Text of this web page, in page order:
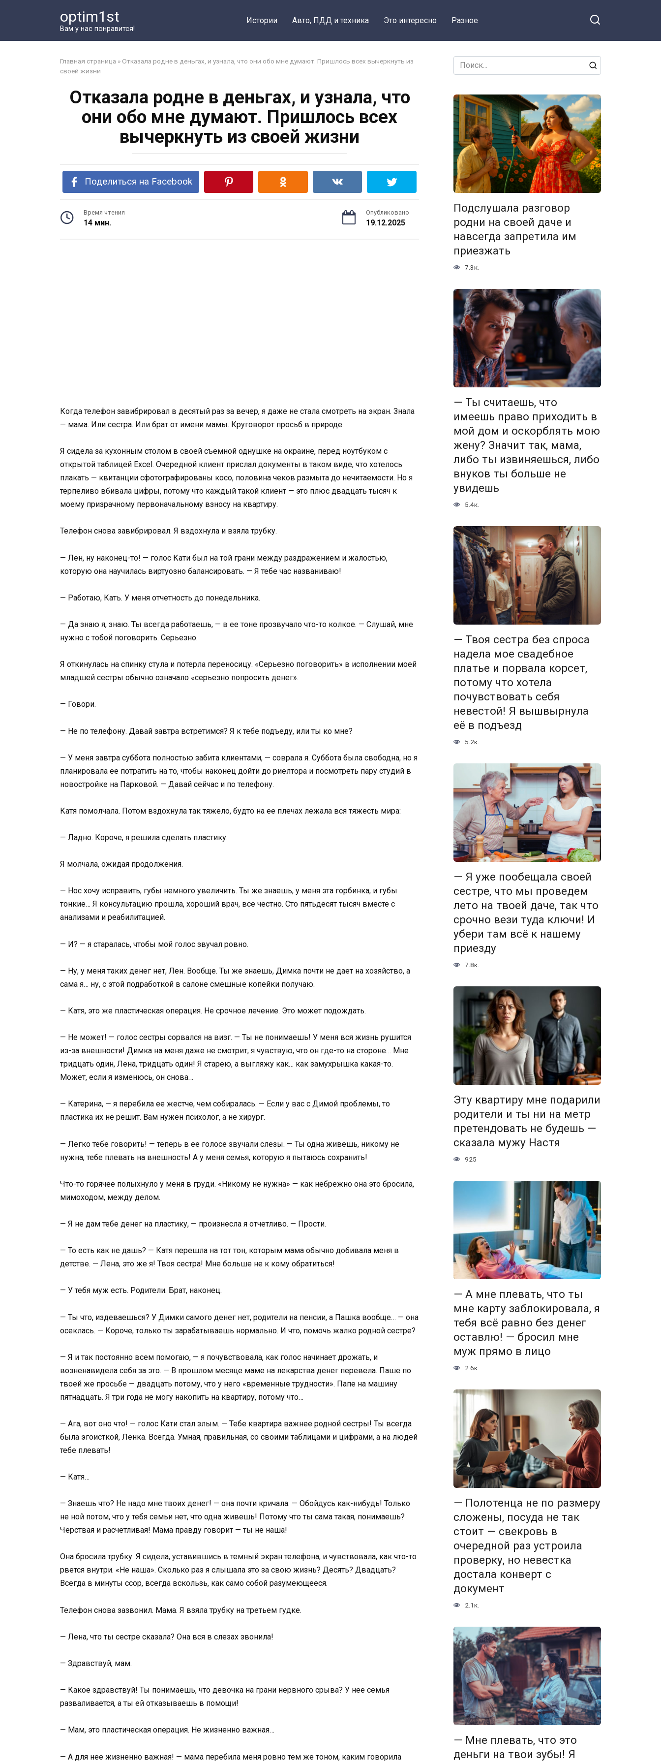
optim1st
Вам у нас понравится!
Истории Авто, ПДД и техника Это интересно Разное
Главная страница » Отказала родне в деньгах, и узнала, что они обо мне думают. Пришлось всех вычеркнуть из
своей жизни
Отказала родне в деньгах, и узнала, что
они обо мне думают. Пришлось всех
вычеркнуть из своей жизни
Поделиться на Facebook
Время чтения
14 мин.
Опубликовано
19.12.2025
Когда телефон завибрировал в десятый раз за вечер, я даже не стала смотреть на экран. Знала
— мама. Или сестра. Или брат от имени мамы. Круговорот просьб в природе.
Я сидела за кухонным столом в своей съемной однушке на окраине, перед ноутбуком с
открытой таблицей Excel. Очередной клиент прислал документы в таком виде, что хотелось
плакать — квитанции сфотографированы косо, половина чеков размыта до нечитаемости. Но я
терпеливо вбивала цифры, потому что каждый такой клиент — это плюс двадцать тысяч к
моему призрачному первоначальному взносу на квартиру.
Телефон снова завибрировал. Я вздохнула и взяла трубку.
— Лен, ну наконец-то! — голос Кати был на той грани между раздражением и жалостью,
которую она научилась виртуозно балансировать. — Я тебе час названиваю!
— Работаю, Кать. У меня отчетность до понедельника.
— Да знаю я, знаю. Ты всегда работаешь, — в ее тоне прозвучало что-то колкое. — Слушай, мне
нужно с тобой поговорить. Серьезно.
Я откинулась на спинку стула и потерла переносицу. «Серьезно поговорить» в исполнении моей
младшей сестры обычно означало «серьезно попросить денег».
— Говори.
— Не по телефону. Давай завтра встретимся? Я к тебе подъеду, или ты ко мне?
— У меня завтра суббота полностью забита клиентами, — соврала я. Суббота была свободна, но я
планировала ее потратить на то, чтобы наконец дойти до риелтора и посмотреть пару студий в
новостройке на Парковой. — Давай сейчас и по телефону.
Катя помолчала. Потом вздохнула так тяжело, будто на ее плечах лежала вся тяжесть мира:
— Ладно. Короче, я решила сделать пластику.
Я молчала, ожидая продолжения.
— Нос хочу исправить, губы немного увеличить. Ты же знаешь, у меня эта горбинка, и губы
тонкие… Я консультацию прошла, хороший врач, все честно. Сто пятьдесят тысяч вместе с
анализами и реабилитацией.
— И? — я старалась, чтобы мой голос звучал ровно.
— Ну, у меня таких денег нет, Лен. Вообще. Ты же знаешь, Димка почти не дает на хозяйство, а
сама я… ну, с этой подработкой в салоне смешные копейки получаю.
— Катя, это же пластическая операция. Не срочное лечение. Это может подождать.
— Не может! — голос сестры сорвался на визг. — Ты не понимаешь! У меня вся жизнь рушится
из-за внешности! Димка на меня даже не смотрит, я чувствую, что он где-то на стороне… Мне
тридцать один, Лена, тридцать один! Я старею, а выгляжу как… как замухрышка какая-то.
Может, если я изменюсь, он снова…
— Катерина, — я перебила ее жестче, чем собиралась. — Если у вас с Димой проблемы, то
пластика их не решит. Вам нужен психолог, а не хирург.
— Легко тебе говорить! — теперь в ее голосе звучали слезы. — Ты одна живешь, никому не
нужна, тебе плевать на внешность! А у меня семья, которую я пытаюсь сохранить!
Что-то горячее полыхнуло у меня в груди. «Никому не нужна» — как небрежно она это бросила,
мимоходом, между делом.
— Я не дам тебе денег на пластику, — произнесла я отчетливо. — Прости.
— То есть как не дашь? — Катя перешла на тот тон, которым мама обычно добивала меня в
детстве. — Лена, это же я! Твоя сестра! Мне больше не к кому обратиться!
— У тебя муж есть. Родители. Брат, наконец.
— Ты что, издеваешься? У Димки самого денег нет, родители на пенсии, а Пашка вообще… — она
осеклась. — Короче, только ты зарабатываешь нормально. И что, помочь жалко родной сестре?
— Я и так постоянно всем помогаю, — я почувствовала, как голос начинает дрожать, и
возненавидела себя за это. — В прошлом месяце маме на лекарства денег перевела. Паше по
твоей же просьбе — двадцать потому, что у него «временные трудности». Папе на машину
пятнадцать. Я три года не могу накопить на квартиру, потому что…
— Ага, вот оно что! — голос Кати стал злым. — Тебе квартира важнее родной сестры! Ты всегда
была эгоисткой, Ленка. Всегда. Умная, правильная, со своими таблицами и цифрами, а на людей
тебе плевать!
— Катя…
— Знаешь что? Не надо мне твоих денег! — она почти кричала. — Обойдусь как-нибудь! Только
не ной потом, что у тебя семьи нет, что одна живешь! Потому что ты сама такая, понимаешь?
Черствая и расчетливая! Мама правду говорит — ты не наша!
Она бросила трубку. Я сидела, уставившись в темный экран телефона, и чувствовала, как что-то
рвется внутри. «Не наша». Сколько раз я слышала это за свою жизнь? Десять? Двадцать?
Всегда в минуты ссор, всегда вскользь, как само собой разумеющееся.
Телефон снова зазвонил. Мама. Я взяла трубку на третьем гудке.
— Лена, что ты сестре сказала? Она вся в слезах звонила!
— Здравствуй, мам.
— Какое здравствуй! Ты понимаешь, что девочка на грани нервного срыва? У нее семья
разваливается, а ты ей отказываешь в помощи!
— Мам, это пластическая операция. Не жизненно важная…
— А для нее жизненно важная! — мама перебила меня ровно тем же тоном, каким говорила
Search
for:
Подслушала разговор
родни на своей даче и
навсегда запретила им
приезжать
7.3к.
— Ты считаешь, что
имеешь право приходить в
мой дом и оскорблять мою
жену? Значит так, мама,
либо ты извиняешься, либо
внуков ты больше не
увидешь
5.4к.
— Твоя сестра без спроса
надела мое свадебное
платье и порвала корсет,
потому что хотела
почувствовать себя
невестой! Я вышвырнула
её в подъезд
5.2к.
— Я уже пообещала своей
сестре, что мы проведем
лето на твоей даче, так что
срочно вези туда ключи! И
убери там всё к нашему
приезду
7.8к.
Эту квартиру мне подарили
родители и ты ни на метр
претендовать не будешь —
сказала мужу Настя
925
— А мне плевать, что ты
мне карту заблокировала, я
тебя всё равно без денег
оставлю! — бросил мне
муж прямо в лицо
2.6к.
— Полотенца не по размеру
сложены, посуда не так
стоит — свекровь в
очередной раз устроила
проверку, но невестка
достала конверт с
документ
2.1к.
— Мне плевать, что это
деньги на твои зубы! Я